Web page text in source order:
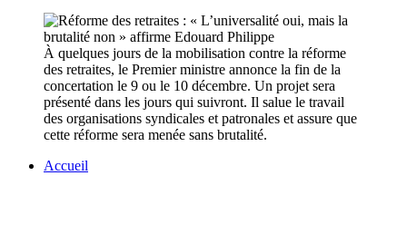
À quelques jours de la mobilisation contre la réforme
des retraites, le Premier ministre annonce la fin de la
concertation le 9 ou le 10 décembre. Un projet sera
présenté dans les jours qui suivront. Il salue le travail
des organisations syndicales et patronales et assure que
cette réforme sera menée sans brutalité.
Accueil